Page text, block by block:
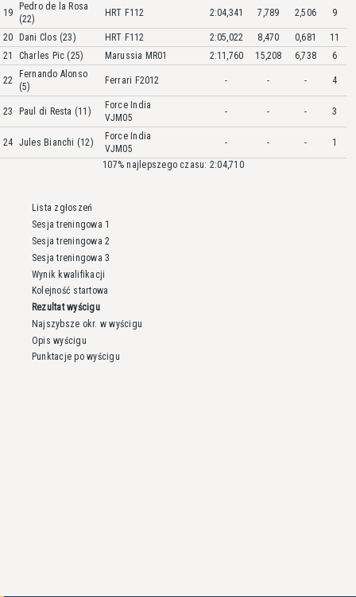
19
Pedro de la Rosa
(22)
HRT F112 2:04,341 7,789 2,506 9
20 Dani Clos (23) HRT F112 2:05,022 8,470 0,681
11
21
Charles Pic (25) Marussia MR01 2:11,760 15,208 6,738 6
22
Fernando Alonso
(5)
Ferrari F2012 - - - 4
23 Paul di Resta (11)
Force India
VJM05
- - - 3
24 Jules Bianchi (12)
Force India
VJM05
- - -
1
107% najlepszego czasu: 2:04,710
Lista zgłoszeń
Sesja treningowa 1
Sesja treningowa 2
Sesja treningowa 3
Wynik kwalifikacji
Kolejność startowa
Rezultat wyścigu
Najszybsze okr. w wyścigu
Opis wyścigu
Punktacje po wyścigu